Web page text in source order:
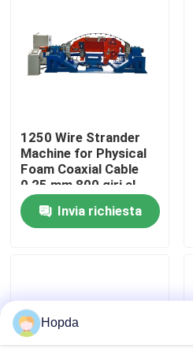
Chi Siamo
Controllo della qualità
Contattaci
Casi
Chiedi un preventivo
1250 Wire Strander
Machine for Physical
Foam Coaxial Cable
0,25 mm 800 giri al
minuto
Invia richiesta
Hopda